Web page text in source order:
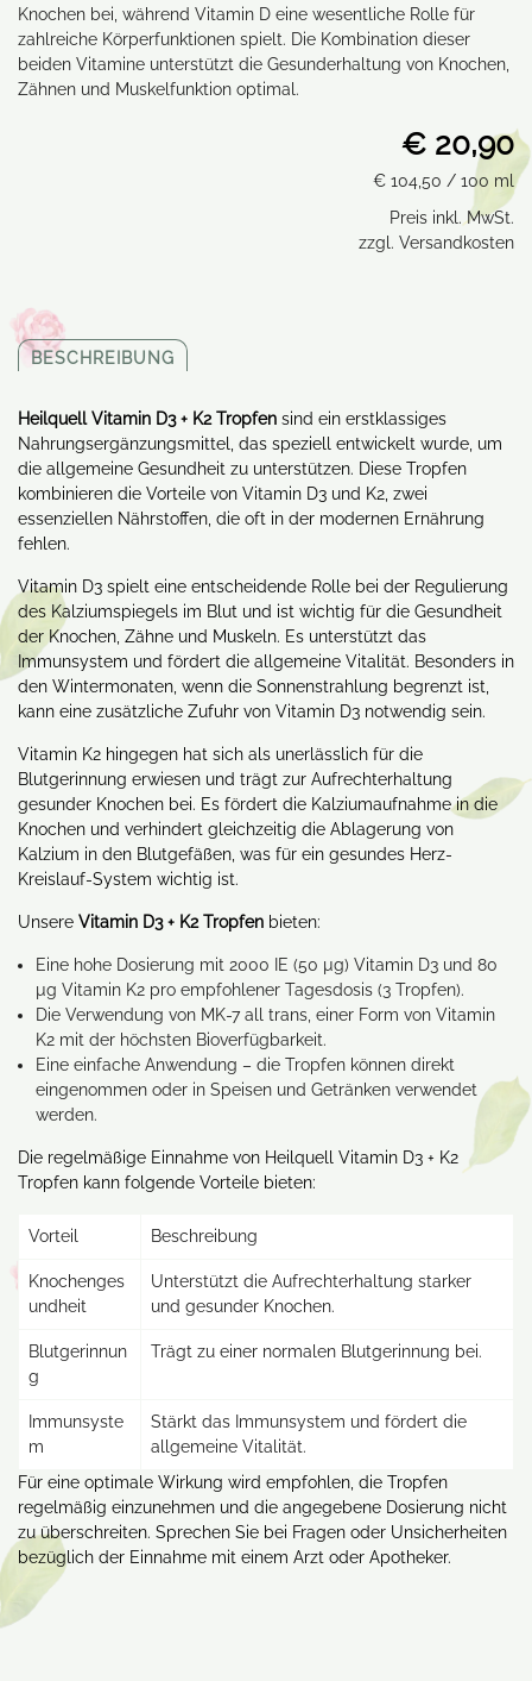
Knochen bei, während Vitamin D eine wesentliche Rolle für
zahlreiche Körperfunktionen spielt. Die Kombination dieser
beiden Vitamine unterstützt die Gesunderhaltung von Knochen,
Zähnen und Muskelfunktion optimal.
€ 20,90
€ 104,50 / 100 ml
Preis inkl. MwSt.
zzgl. Versandkosten
BESCHREIBUNG
Heilquell Vitamin D3 + K2 Tropfen sind ein erstklassiges
Nahrungsergänzungsmittel, das speziell entwickelt wurde, um
die allgemeine Gesundheit zu unterstützen. Diese Tropfen
kombinieren die Vorteile von Vitamin D3 und K2, zwei
essenziellen Nährstoffen, die oft in der modernen Ernährung
fehlen.
Vitamin D3 spielt eine entscheidende Rolle bei der Regulierung
des Kalziumspiegels im Blut und ist wichtig für die Gesundheit
der Knochen, Zähne und Muskeln. Es unterstützt das
Immunsystem und fördert die allgemeine Vitalität. Besonders in
den Wintermonaten, wenn die Sonnenstrahlung begrenzt ist,
kann eine zusätzliche Zufuhr von Vitamin D3 notwendig sein.
Vitamin K2 hingegen hat sich als unerlässlich für die
Blutgerinnung erwiesen und trägt zur Aufrechterhaltung
gesunder Knochen bei. Es fördert die Kalziumaufnahme in die
Knochen und verhindert gleichzeitig die Ablagerung von
Kalzium in den Blutgefäßen, was für ein gesundes Herz-
Kreislauf-System wichtig ist.
Unsere Vitamin D3 + K2 Tropfen bieten:
Eine hohe Dosierung mit 2000 IE (50 µg) Vitamin D3 und 80
µg Vitamin K2 pro empfohlener Tagesdosis (3 Tropfen).
Die Verwendung von MK-7 all trans, einer Form von Vitamin
K2 mit der höchsten Bioverfügbarkeit.
Eine einfache Anwendung – die Tropfen können direkt
eingenommen oder in Speisen und Getränken verwendet
werden.
Die regelmäßige Einnahme von Heilquell Vitamin D3 + K2
Tropfen kann folgende Vorteile bieten:
Vorteil Beschreibung
Knochenges
undheit
Unterstützt die Aufrechterhaltung starker
und gesunder Knochen.
Blutgerinnun
g
Trägt zu einer normalen Blutgerinnung bei.
Immunsyste
m
Stärkt das Immunsystem und fördert die
allgemeine Vitalität.
Für eine optimale Wirkung wird empfohlen, die Tropfen
regelmäßig einzunehmen und die angegebene Dosierung nicht
zu überschreiten. Sprechen Sie bei Fragen oder Unsicherheiten
bezüglich der Einnahme mit einem Arzt oder Apotheker.